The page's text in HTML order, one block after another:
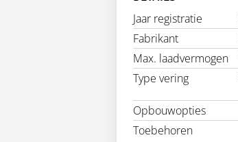
Jaar registratie
Fabrikant
Max. laadvermogen
Type vering
Opbouwopties
Toebehoren